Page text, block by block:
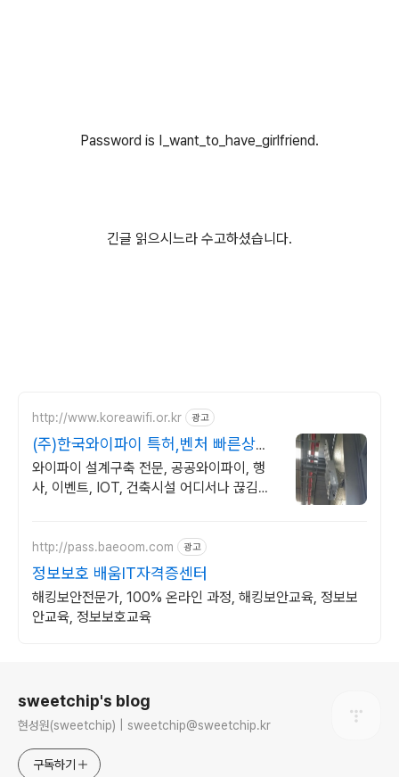
Password is I_want_to_have_girlfriend.
긴글 읽으시느라 수고하셨습니다.
http://www.koreawifi.or.kr 광고
(주)한국와이파이 특허,벤처 빠른상담
가능
와이파이 설계구축 전문, 공공와이파이, 행
사, 이벤트, IOT, 건축시설 어디서나 끊김없
http://pass.baeoom.com 광고
정보보호 배움IT자격증센터
해킹보안전문가, 100% 온라인 과정, 해킹보안교육, 정보보
안교육, 정보보호교육
sweetchip's blog
현성원(sweetchip) | sweetchip@sweetchip.kr
구독하기